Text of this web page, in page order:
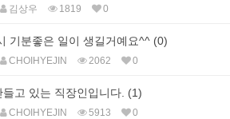
김상우 1819 0
기분좋은 일이 생길거예요^^ (0)
CHOIHYEJIN 2062 0
고 있는 직장인입니다. (1)
CHOIHYEJIN 5913 0